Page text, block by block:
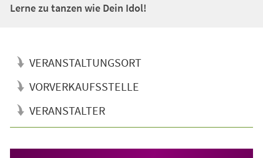
Lerne zu tanzen wie Dein Idol!
VERANSTALTUNGSORT
VORVERKAUFSSTELLE
VERANSTALTER